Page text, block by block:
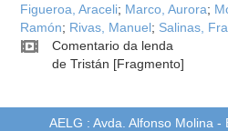
Figueroa, Araceli; Marco, Aurora;
Ramón; Rivas, Manuel; Salinas,
Comentario da lenda
de Tristán [Fragmento]
AELG : Avda. Alfonso Molina -